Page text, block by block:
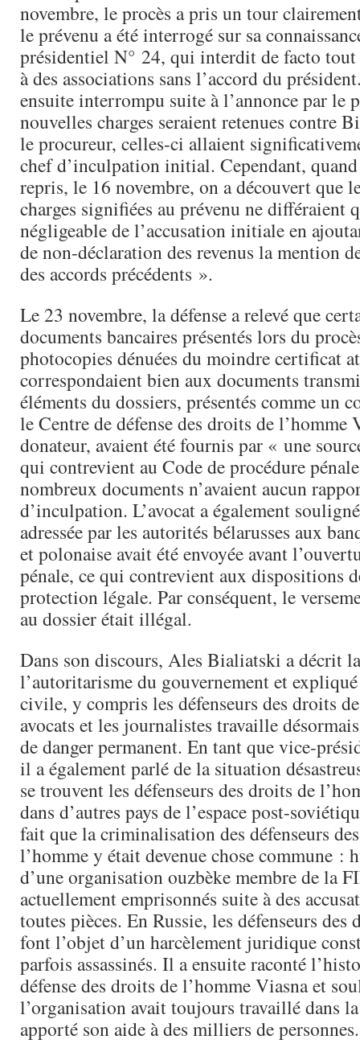
novembre, le procès a pris un tour
le prévenu a été interrogé sur sa
présidentiel N° 24, qui interdit de facto
à des associations sans l’accord du
ensuite interrompu suite à l’annonce par le
nouvelles charges seraient retenues contre
le procureur, celles-ci allaient
chef d’inculpation initial. Cependant,
repris, le 16 novembre, on a découvert que
charges signifiées au prévenu ne différaient
négligeable de l’accusation initiale en
de non-déclaration des revenus la mention
des accords précédents ».
Le 23 novembre, la défense a relevé que
documents bancaires présentés lors du
photocopies dénuées du moindre certificat
correspondaient bien aux documents
éléments du dossiers, présentés comme un
le Centre de défense des droits de l’homme
donateur, avaient été fournis par « une
qui contrevient au Code de procédure
nombreux documents n’avaient aucun
d’inculpation. L’avocat a également
adressée par les autorités bélarusses aux
et polonaise avait été envoyée avant
pénale, ce qui contrevient aux dispositions
protection légale. Par conséquent, le
au dossier était illégal.
Dans son discours, Ales Bialiatski a décrit
l’autoritarisme du gouvernement et
civile, y compris les défenseurs des droits
avocats et les journalistes travaille
de danger permanent. En tant que vice-
il a également parlé de la situation
se trouvent les défenseurs des droits de
dans d’autres pays de l’espace post-
fait que la criminalisation des défenseurs
l’homme y était devenue chose commune :
d’une organisation ouzbèke membre de la
actuellement emprisonnés suite à des
toutes pièces. En Russie, les défenseurs des
font l’objet d’un harcèlement juridique
parfois assassinés. Il a ensuite raconté
défense des droits de l’homme Viasna et
l’organisation avait toujours travaillé dans
apporté son aide à des milliers de personnes.